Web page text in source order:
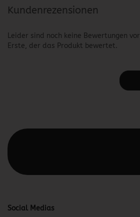
Kundenrezensionen
Leider sind noch keine Bewertungen
Erste, der das Produkt bewertet.
Social Medias